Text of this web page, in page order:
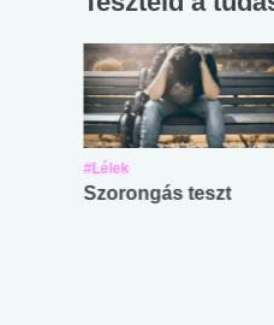
#Lélek
Szorongás teszt